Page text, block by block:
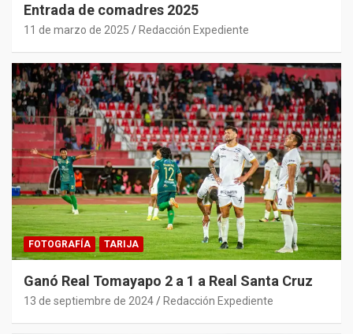
Entrada de comadres 2025
11 de marzo de 2025 Redacción Expediente
FOTOGRAFÍA TARIJA
Ganó Real Tomayapo 2 a 1 a Real Santa Cruz
13 de septiembre de 2024 Redacción Expediente